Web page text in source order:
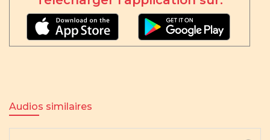
Audios similaires